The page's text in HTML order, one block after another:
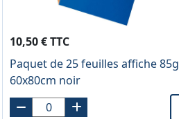
10,50 € TTC
Paquet de 25 feuilles affiche 85g
60x80cm noir